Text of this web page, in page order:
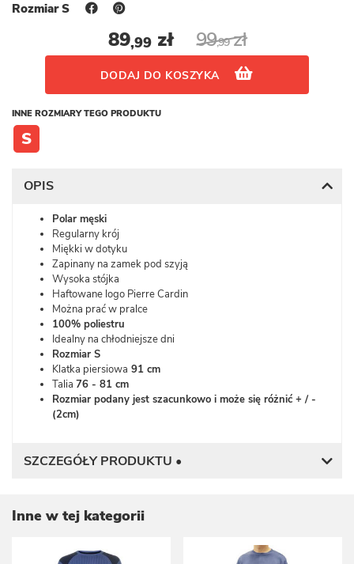
Rozmiar S
89,99zł 99,99zł
DODAJ DO KOSZYKA
INNE ROZMIARY TEGO PRODUKTU
S
OPIS
Polar męski
Regularny krój
Miękki w dotyku
Zapinany na zamek pod szyją
Wysoka stójka
Haftowane logo Pierre Cardin
Można prać w pralce
100% poliestru
Idealny na chłodniejsze dni
Rozmiar S
Klatka piersiowa 91 cm
Talia 76 - 81 cm
Rozmiar podany jest szacunkowo i może się różnić + / -
(2cm)
SZCZEGÓŁY PRODUKTU •
Inne w tej kategorii